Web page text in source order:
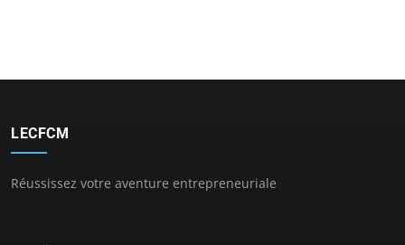
LECFCM
Réussissez votre aventure entrepreneuriale